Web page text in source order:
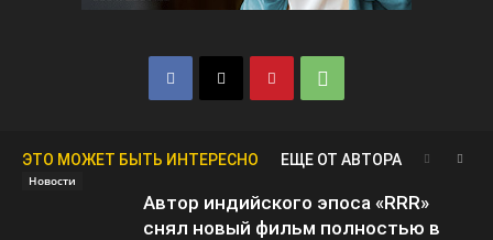
ЭТО МОЖЕТ БЫТЬ ИНТЕРЕСНО ЕЩЕ ОТ АВТОРА
Новости
Автор индийского эпоса «RRR»
снял новый фильм полностью в